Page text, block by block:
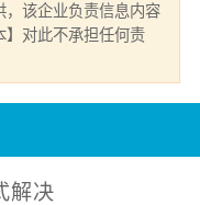
，该企业负责信息内容
】对此不承担任何责
解决